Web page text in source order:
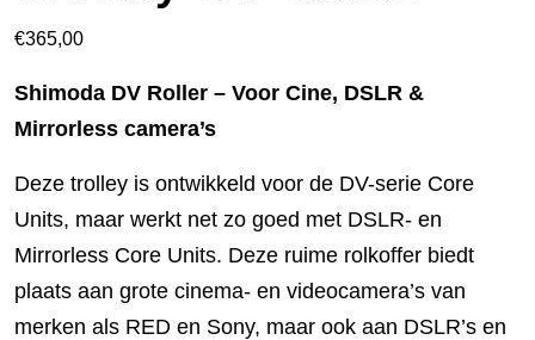
€365,00
Shimoda DV Roller – Voor Cine, DSLR &
Mirrorless camera’s
Deze trolley is ontwikkeld voor de DV-serie Core
Units, maar werkt net zo goed met DSLR- en
Mirrorless Core Units. Deze ruime rolkoffer biedt
plaats aan grote cinema- en videocamera’s van
merken als RED en Sony, maar ook aan DSLR’s en